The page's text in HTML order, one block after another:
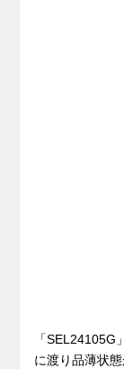
「
に渡り品薄状